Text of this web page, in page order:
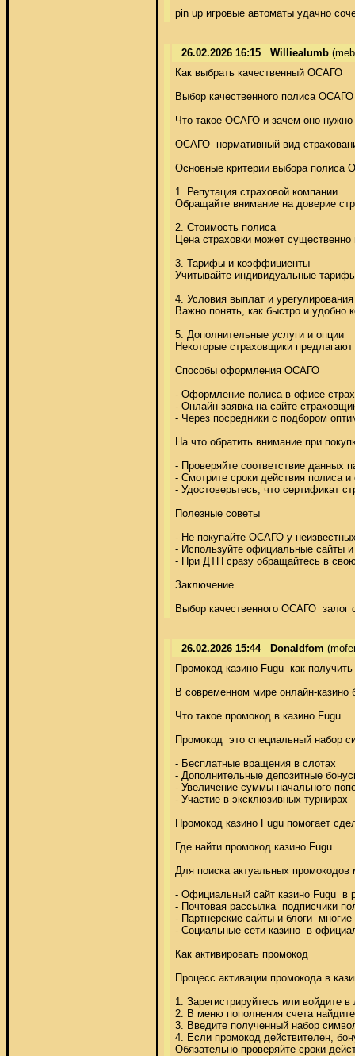
pin up игровые автоматы удачно
26.02.2026 16:15 Williealumb
Как выбрать качественный ОСАГО
Выбор качественного полиса
Что такое ОСАГО и зачем оно нужно
ОСАГО  нормативный вид
Основные критерии выбора
1. Репутация страховой компании
Обращайте внимание на доверие
2. Стоимость полиса
Цена страховки может
3. Тарифы и коэффициенты
Учитывайте индивидуальные
4. Условия выплат и
Важно понять, как быстро и
5. Дополнительные услуги и опции
Некоторые страховщики
Способы оформления ОСАГО
- Оформление полиса в офисе
- Онлайн-заявка на сайте
- Через посредники с подбором
На что обратить внимание при
- Проверяйте соответствие данных
- Смотрите сроки действия полиса
- Удостоверьтесь, что сертификат
Полезные советы
- Не покупайте ОСАГО у
- Используйте официальные сайты
- При ДТП сразу обращайтесь в
Заключение
Выбор качественного ОСАГО
26.02.2026 15:44 Donaldfom
Промокод казино Fugu  как
В современном мире онлайн-казино
Что такое промокод в казино Fugu
Промокод  это специальный набор
- Бесплатные вращения в слотах
- Дополнительные депозитные
- Увеличение суммы начального
- Участие в эксклюзивных турнирах
Промокод казино Fugu помогает
Где найти промокод казино Fugu
Для поиска актуальных
- Официальный сайт казино Fugu  в
- Почтовая рассылка  подписчики
- Партнерские сайты и блоги
- Социальные сети казино  в
Как активировать промокод
Процесс активации промокода в
1. Зарегистрируйтесь или войдите
2. В меню пополнения счета
3. Введите полученный набор
4. Если промокод действителен,
Обязательно проверяйте сроки